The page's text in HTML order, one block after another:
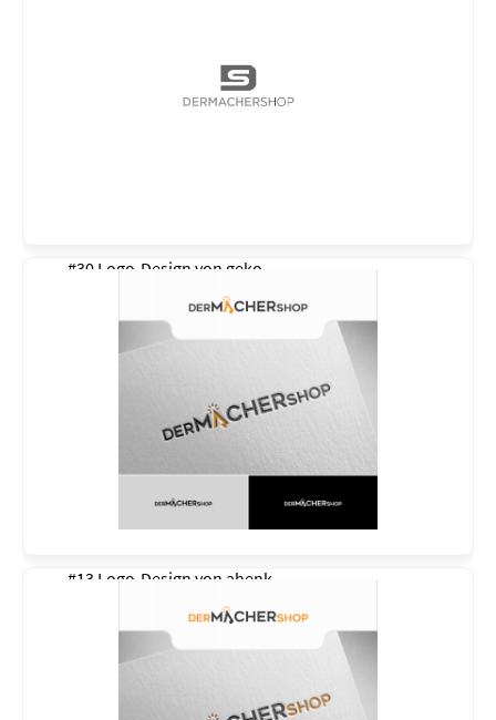
#30 Logo-Design von geko
#13 Logo-Design von ahenk